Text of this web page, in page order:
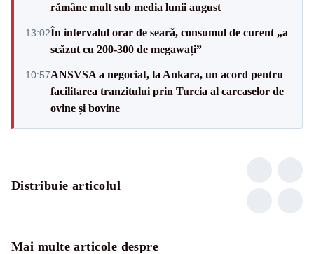
rămâne mult sub media lunii august
13:02În intervalul orar de seară, consumul de curent „a
scăzut cu 200-300 de megawați”
10:57ANSVSA a negociat, la Ankara, un acord pentru
facilitarea tranzitului prin Turcia al carcaselor de
ovine și bovine
Distribuie articolul
Mai multe articole despre